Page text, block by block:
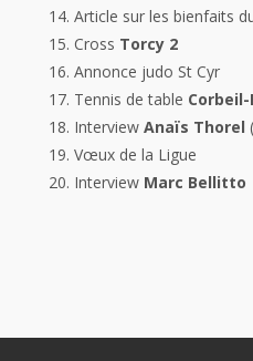
14. Article sur les bienfaits
15. Cross Torcy 2
16. Annonce judo St Cyr
17. Tennis de table
18. Interview Anaïs Thorel
19. Vœux de la Ligue
20. Interview Marc Bellitto